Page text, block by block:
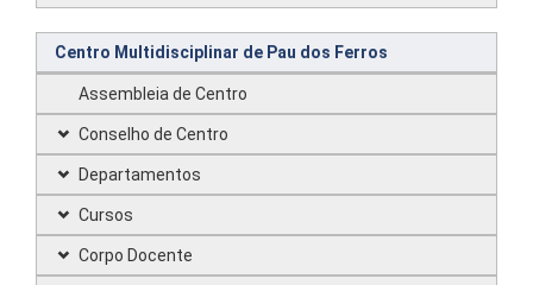
Centro Multidisciplinar de Pau dos Ferros
Assembleia de Centro
Conselho de Centro
Departamentos
Cursos
Corpo Docente